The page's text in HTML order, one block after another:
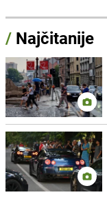
/ Najčitanije